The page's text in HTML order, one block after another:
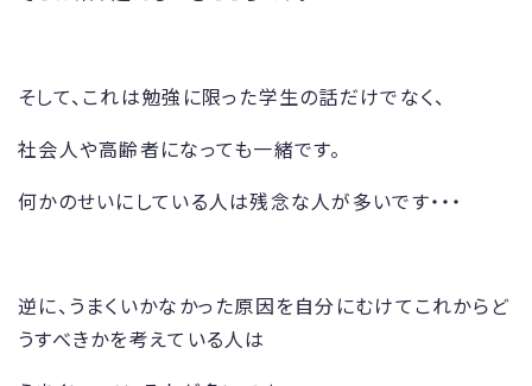
そして、これは勉強に限った学生の話だけでなく、
社会人や高齢者になっても一緒です。
何かのせいにしている人は残念な人が多いです・・・
逆に、うまくいかなかった原因を自分にむけてこれからど
うすべきかを考えている人は